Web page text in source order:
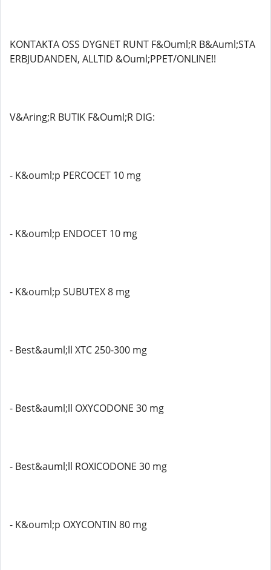
KONTAKTA OSS DYGNET RUNT F&Ouml;R B&Auml;STA
ERBJUDANDEN, ALLTID &Ouml;PPET/ONLINE!!
V&Aring;R BUTIK F&Ouml;R DIG:
- K&ouml;p PERCOCET 10 mg
- K&ouml;p ENDOCET 10 mg
- K&ouml;p SUBUTEX 8 mg
- Best&auml;ll XTC 250-300 mg
- Best&auml;ll OXYCODONE 30 mg
- Best&auml;ll ROXICODONE 30 mg
- K&ouml;p OXYCONTIN 80 mg